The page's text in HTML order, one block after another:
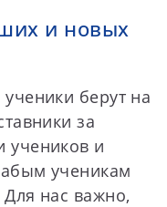
и новых
берут на
за
учеников и
ученикам
нас важно,